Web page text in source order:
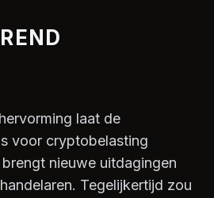
laat de
voor cryptobelasting
nieuwe uitdagingen
Tegelijkertijd zou